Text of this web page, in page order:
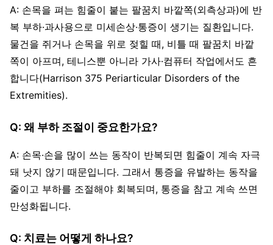
A: 손목을 펴는 힘줄이 붙는 팔꿈치 바깥쪽(외측상과)에 반
복 부하·과사용으로 미세손상·통증이 생기는 질환입니다.
물건을 쥐거나 손목을 위로 젖힐 때, 비틀 때 팔꿈치 바깥
쪽이 아프며, 테니스뿐 아니라 가사·컴퓨터 작업에서도 흔
합니다(Harrison 375 Periarticular Disorders of the
Extremities).
Q: 왜 부하 조절이 중요한가요?
A: 손목·손을 많이 쓰는 동작이 반복되면 힘줄이 계속 자극
돼 낫지 않기 때문입니다. 그래서 통증을 유발하는 동작을
줄이고 부하를 조절해야 회복되며, 통증을 참고 계속 쓰면
만성화됩니다.
Q: 치료는 어떻게 하나요?